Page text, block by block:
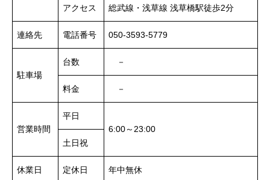
アクセス 総武線・浅草線 浅草橋駅徒歩2分
連絡先 電話番号 050-3593-5779
駐車場
台数 －
料金 －
営業時間
平日
6:00～23:00
土日祝
休業日 定休日 年中無休